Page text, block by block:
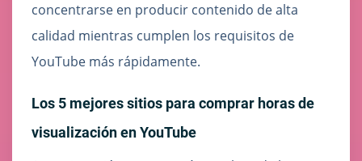
concentrarse en producir contenido de alta
calidad mientras cumplen los requisitos de
YouTube más rápidamente.
Los 5 mejores sitios para comprar horas de
visualización en YouTube